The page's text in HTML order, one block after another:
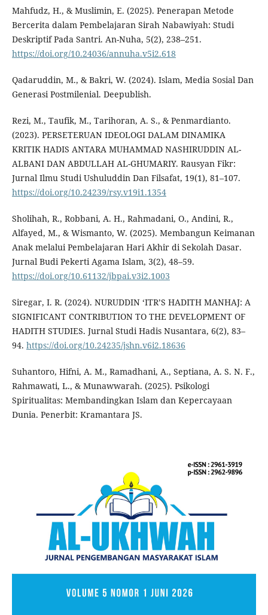
Mahfudz, H., & Muslimin, E. (2025). Penerapan Metode
Bercerita dalam Pembelajaran Sirah Nabawiyah: Studi
Deskriptif Pada Santri. An-Nuha, 5(2), 238–251.
https://doi.org/10.24036/annuha.v5i2.618
Qadaruddin, M., & Bakri, W. (2024). Islam, Media Sosial Dan
Generasi Postmilenial. Deepublish.
Rezi, M., Taufik, M., Tarihoran, A. S., & Penmardianto.
(2023). PERSETERUAN IDEOLOGI DALAM DINAMIKA
KRITIK HADIS ANTARA MUHAMMAD NASHIRUDDIN AL-
ALBANI DAN ABDULLAH AL-GHUMARIY. Rausyan Fikr:
Jurnal Ilmu Studi Ushuluddin Dan Filsafat, 19(1), 81–107.
https://doi.org/10.24239/rsy.v19i1.1354
Sholihah, R., Robbani, A. H., Rahmadani, O., Andini, R.,
Alfayed, M., & Wismanto, W. (2025). Membangun Keimanan
Anak melalui Pembelajaran Hari Akhir di Sekolah Dasar.
Jurnal Budi Pekerti Agama Islam, 3(2), 48–59.
https://doi.org/10.61132/jbpai.v3i2.1003
Siregar, I. R. (2024). NURUDDIN ‘ITR’S HADITH MANHAJ: A
SIGNIFICANT CONTRIBUTION TO THE DEVELOPMENT OF
HADITH STUDIES. Jurnal Studi Hadis Nusantara, 6(2), 83–
94. https://doi.org/10.24235/jshn.v6i2.18636
Suhantoro, Hifni, A. M., Ramadhani, A., Septiana, A. S. N. F.,
Rahmawati, L., & Munawwarah. (2025). Psikologi
Spiritualitas: Membandingkan Islam dan Kepercayaan
Dunia. Penerbit: Kramantara JS.